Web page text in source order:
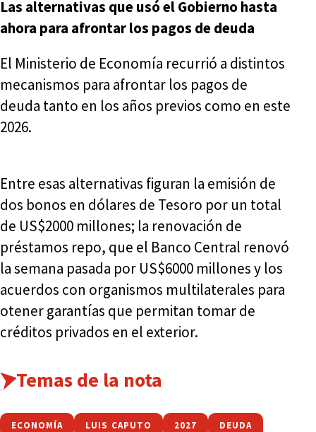
Las alternativas que usó el Gobierno hasta
ahora para afrontar los pagos de deuda
El Ministerio de Economía recurrió a distintos
mecanismos para afrontar los pagos de
deuda tanto en los años previos como en este
2026.
Entre esas alternativas figuran la emisión de
dos bonos en dólares de Tesoro por un total
de US$2000 millones; la renovación de
préstamos repo, que el Banco Central renovó
la semana pasada por US$6000 millones y los
acuerdos con organismos multilaterales para
otener garantías que permitan tomar de
créditos privados en el exterior.
Temas de la nota
ECONOMÍA LUIS CAPUTO 2027 DEUDA